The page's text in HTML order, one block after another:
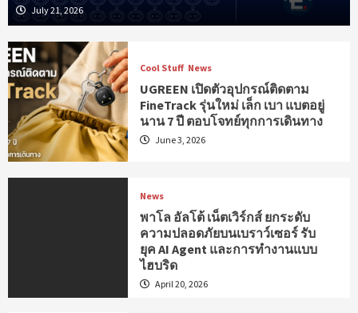
July 21, 2026
Cool Stuff News
UGREEN เปิดตัวอุปกรณ์ติดตาม
FineTrack รุ่นใหม่ เล็ก เบา แบตอยู่
นาน 7 ปี ตอบโจทย์ทุกการเดินทาง
June 3, 2026
News
พาโล อัลโต้ เน็ตเวิร์กส์ ยกระดับ
ความปลอดภัยบนเบราว์เซอร์ รับ
ยุค AI Agent และการทำงานแบบ
ไฮบริด
April 20, 2026